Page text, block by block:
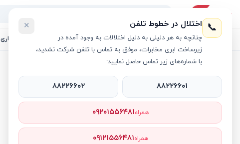
لیست محصولات خرید اقساطی خرید سازمانی فروش عمده و همکاری
هدفون هدست هندزفری هدفون بی سیم اپل مدل ایرپاد 3
📞 اختلال در خطوط تلفن
چنانچه به هر دلیلی به دلیل اختلالات به وجود آمده در
زیرساخت ابری مخابرات، موفق به تماس با تلفن شرکت نشدید،
با شماره‌های زیر تماس حاصل نمایید:
×
۸۸۲۲۶۶۰۱ ۸۸۲۲۶۶۰۲
همراه۰۹۲۰۱۵۵۶۴۸۱
همراه۰۹۱۲۱۵۵۶۴۸۱